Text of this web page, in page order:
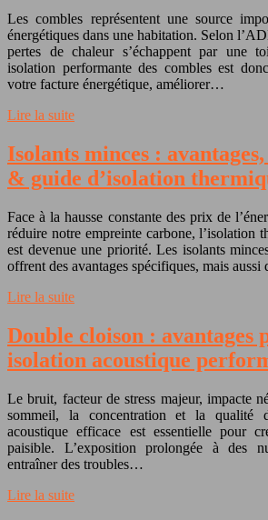
Les combles représentent une source
énergétiques dans une habitation. Selon
pertes de chaleur s’échappent par une
isolation performante des combles est
votre facture énergétique, améliorer…
Lire la suite
Isolants minces :
& guide d’isolation
Face à la hausse constante des prix de
réduire notre empreinte carbone, l’isolation
est devenue une priorité. Les isolants
offrent des avantages spécifiques, mais
Lire la suite
Double cloison : avantages
isolation acoustique
Le bruit, facteur de stress majeur, impacte
sommeil, la concentration et la qualité
acoustique efficace est essentielle pour
paisible. L’exposition prolongée à des
entraîner des troubles…
Lire la suite